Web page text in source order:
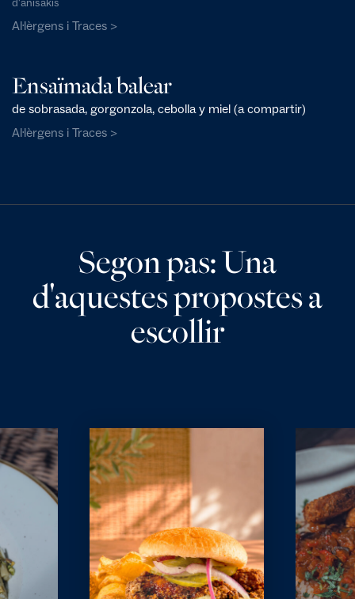
Al·lèrgens i Traces >
Ensaïmada balear
de sobrasada, gorgonzola, cebolla y miel (a compartir)
Al·lèrgens i Traces >
Segon pas: Una
d'aquestes propostes a
escollir